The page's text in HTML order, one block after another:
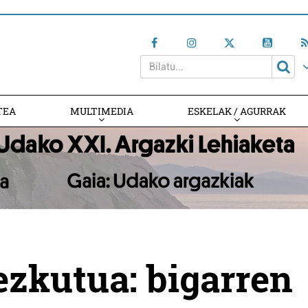
MULTIMEDIA ESKELAK / AGURRAK
bigarren